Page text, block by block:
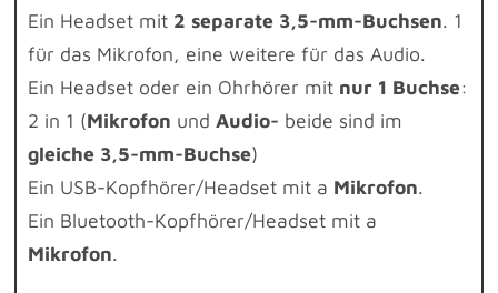
Ein Headset mit 2 separate 3,5-mm-Buchsen. 1
für das Mikrofon, eine weitere für das Audio.
Ein Headset oder ein Ohrhörer mit nur 1 Buchse:
2 in 1 (Mikrofon undAudio- beide sind im
gleiche 3,5-mm-Buchse)
Ein USB-Kopfhörer/Headset mit a Mikrofon.
Ein Bluetooth-Kopfhörer/Headset mit a
Mikrofon.